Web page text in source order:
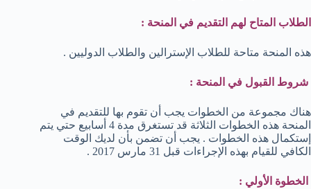
الطلاب المتاح لهم التقديم في المنحة :
هذه المنحة متاحة للطلاب الإسترالين والطلاب الدوليين .
شروط القبول في المنحة :
هناك مجموعة من الخطوات يجب أن تقوم بها للتقديم في
المنحة هذه الخطوات الثلاثة قد تستغرق مدة 4 أسابيع حتي يتم
إستكمال هذه الخطوات . يجب أن تضمن بأن لديك الوقت
الكافي للقيام بهذه الإجراءات قبل 31 مارس 2017 .
الخطوة الأولي :